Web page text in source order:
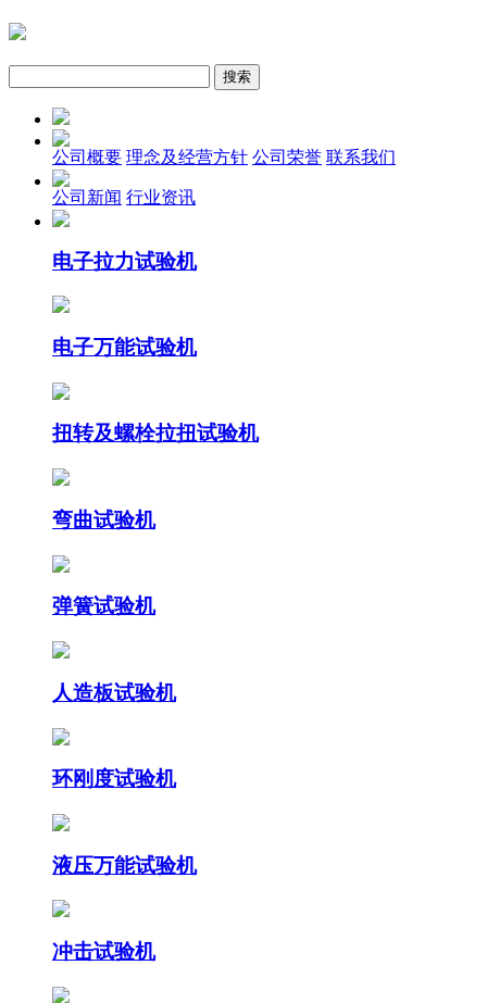
公司概要 理念及经营方针 公司荣誉 联系我们
公司新闻 行业资讯
电子拉力试验机
电子万能试验机
扭转及螺栓拉扭试验机
弯曲试验机
弹簧试验机
人造板试验机
环刚度试验机
液压万能试验机
冲击试验机